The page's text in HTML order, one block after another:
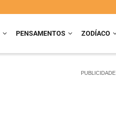
PENSAMENTOS ZODÍACO
PUBLICIDADE